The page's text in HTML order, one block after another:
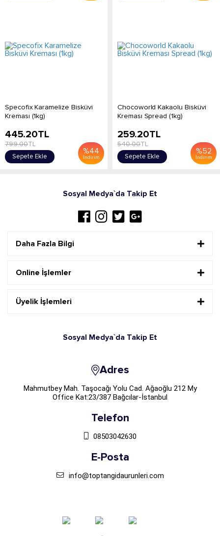
Specofix Karamelize Bisküvi
Kreması (1kg)
%44
İndirim
445.20TL
799.00TL
Sepete Ekle
Chocoworld Kakaolu Bisküvi
Kreması Spread (1kg)
%52
İndirim
259.20TL
540.00TL
Sepete Ekle
Sosyal Medya`da Takip Et
Daha Fazla Bilgi
Online İşlemler
Üyelik İşlemleri
Sosyal Medya`da Takip Et
Adres
Mahmutbey Mah. Taşocağı Yolu Cad. Ağaoğlu 212 My
Office Kat:23/387 Bağcılar-İstanbul
Telefon
08503042630
E-Posta
info@toptangidaurunleri.com